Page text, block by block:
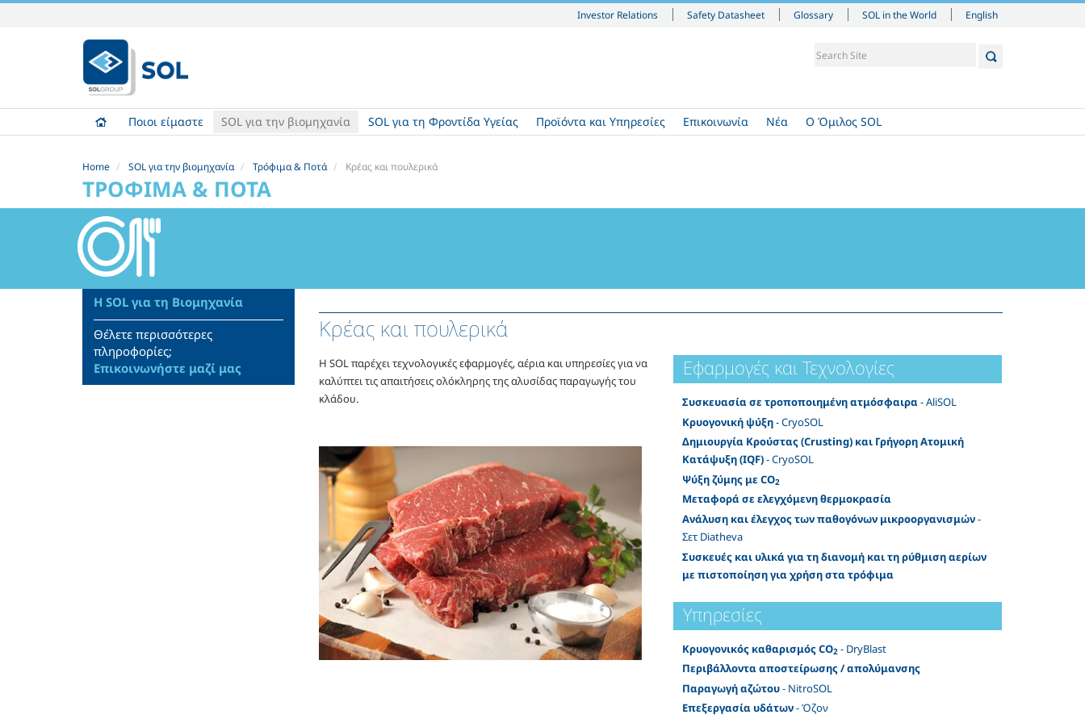
Investor Relations Safety Datasheet Glossary SOL in the World
content.
|
Skip
navigation
English
Ποιοι είμαστε SOL για την βιομηχανία SOL για τη Φροντίδα Υγείας Προϊόντα και Υπηρεσίες Επικοινωνία Νέα Ο Όμιλος SOL
Home SOL για την βιομηχανία Τρόφιμα & Ποτά Κρέας και πουλερικά
ΤΡΌΦΙΜΑ & ΠΟΤΆ
Κρέας και πουλερικά
Η SOL παρέχει τεχνολογικές εφαρμογές, αέρια και υπηρεσίες για να
καλύπτει τις απαιτήσεις ολόκληρης της αλυσίδας παραγωγής του
κλάδου.
Εφαρμογές και Τεχνολογίες
Συσκευασία σε τροποποιημένη ατμόσφαιρα- AliSOL
Κρυογονική ψύξη- CryoSOL
Δημιουργία Κρούστας (Crusting) και Γρήγορη Ατομική
Κατάψυξη (IQF)- CryoSOL
Ψύξη ζύμης με CO2
Μεταφορά σε ελεγχόμενη θερμοκρασία
Ανάλυση και έλεγχος των παθογόνων μικροοργανισμών-
Σετ Diatheva
Συσκευές και υλικά για τη διανομή και τη ρύθμιση αερίων
με πιστοποίηση για χρήση στα τρόφιμα
Υπηρεσίες
Κρυογονικός καθαρισμός CO2 - DryBlast
Περιβάλλοντα αποστείρωσης / απολύμανσης
Παραγωγή αζώτου- NitroSOL
Επεξεργασία υδάτων- Όζον
Η SOL για τη Βιομηχανία
Θέλετε περισσότερες
πληροφορίες;
Επικοινωνήστε μαζί μας